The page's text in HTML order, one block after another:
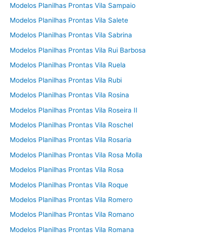
Modelos Planilhas Prontas Vila Sampaio
Modelos Planilhas Prontas Vila Salete
Modelos Planilhas Prontas Vila Sabrina
Modelos Planilhas Prontas Vila Rui Barbosa
Modelos Planilhas Prontas Vila Ruela
Modelos Planilhas Prontas Vila Rubi
Modelos Planilhas Prontas Vila Rosina
Modelos Planilhas Prontas Vila Roseira II
Modelos Planilhas Prontas Vila Roschel
Modelos Planilhas Prontas Vila Rosaria
Modelos Planilhas Prontas Vila Rosa Molla
Modelos Planilhas Prontas Vila Rosa
Modelos Planilhas Prontas Vila Roque
Modelos Planilhas Prontas Vila Romero
Modelos Planilhas Prontas Vila Romano
Modelos Planilhas Prontas Vila Romana